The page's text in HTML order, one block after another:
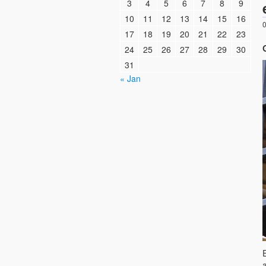
3
4 5 6 7 8
9
10
11 12 13 14 15
16
17
18 19 20 21 22
23
24
25 26 27 28 29
30
31
« Jan